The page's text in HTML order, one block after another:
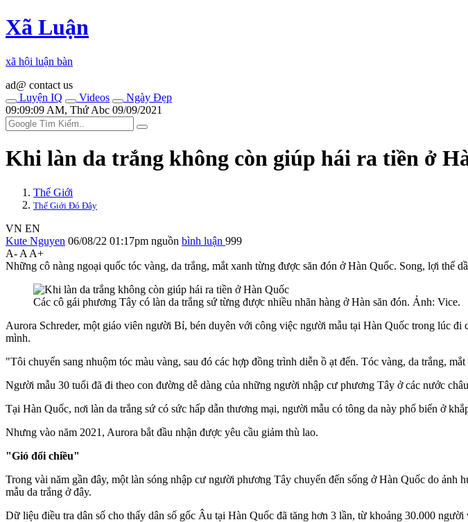
Xã Luận
xã hội luận bàn
ad@ contact us
Luyện IQ
Videos
Ngày Đẹp
09:09:09 AM, Thứ Abc 09/09/2021
Khi làn da trắng không còn giúp hái ra tiền ở
Thế Giới
Thế Giới Đó Đây
VN EN
Kute Nguyen 06/08/22 01:17pm nguồn bình luận 999
A- A A+
Những cô nàng ngoại quốc tóc vàng, da trắng, mắt xanh từng được săn đón ở Hàn Quốc. Song, lợi thế
Các cô gái phương Tây có làn da trắng sứ từng được nhiều nhãn hàng ở Hàn săn đón. Ảnh: Vice.
Aurora Schreder, một giáo viên người Bỉ, bén duyên với công việc người mẫu tại Hàn Quốc trong lúc
mình.
"Tôi chuyển sang nhuộm tóc màu vàng, sau đó các hợp đồng trình diễn ồ ạt đến. Tóc vàng, da trắng,
Người mẫu 30 tuổi đã đi theo con đường dễ dàng của những người nhập cư phương Tây ở các nước
Tại Hàn Quốc, nơi làn da trắng sứ có sức hấp dẫn thương mại, người mẫu có tông da này phổ biến ở
Nhưng vào năm 2021, Aurora bắt đầu nhận được yêu cầu giảm thù lao.
"Gió đổi chiều"
Trong vài năm gần đây, một làn sóng nhập cư người phương Tây chuyển đến sống ở Hàn Quốc do
mẫu da trắng ở đây.
Dữ liệu điều tra dân số cho thấy dân số gốc Âu tại Hàn Quốc đã tăng hơn 3 lần, từ khoảng 30.000